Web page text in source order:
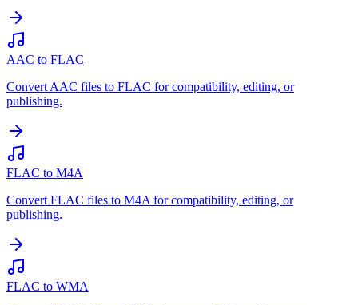
AAC to FLAC
Convert AAC files to FLAC for compatibility, editing, or
publishing.
FLAC to M4A
Convert FLAC files to M4A for compatibility, editing, or
publishing.
FLAC to WMA